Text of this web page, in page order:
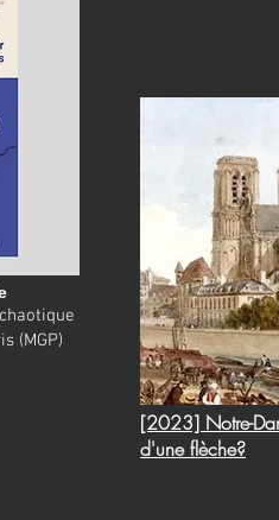
(MGP)
[2023] Notre-
d'une flèche?